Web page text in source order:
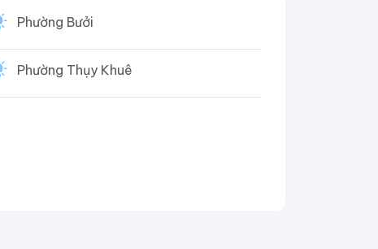
Phường Bưởi
Phường Thụy Khuê